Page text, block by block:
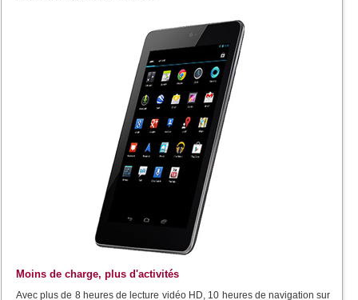
Moins de charge, plus d'activités
Avec plus de 8 heures de lecture vidéo HD, 10 heures de navigation sur